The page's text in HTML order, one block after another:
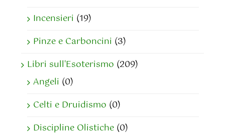
Incensieri (19)
Pinze e Carboncini (3)
Libri sull'Esoterismo (209)
Angeli (0)
Celti e Druidismo (0)
Discipline Olistiche (0)